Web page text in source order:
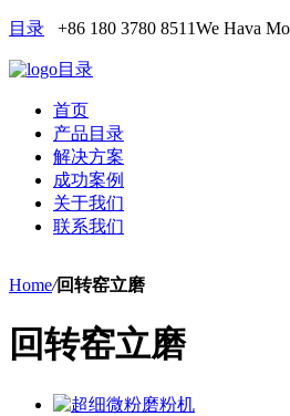
目录 +86 180 3780 8511We Hava
目录
首页
产品目录
解决方案
成功案例
关于我们
联系我们
Home/回转窑立磨
回转窑立磨